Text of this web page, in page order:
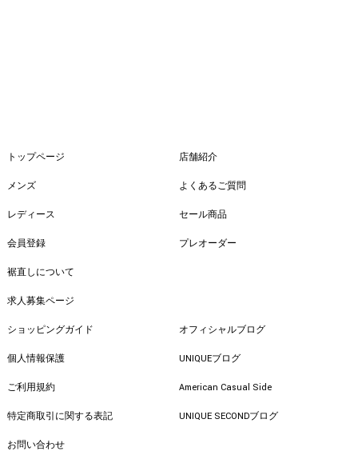
トップページ
メンズ
レディース
会員登録
裾直しについて
求人募集ページ
店舗紹介
よくあるご質問
セール商品
プレオーダー
ショッピングガイド
個人情報保護
ご利用規約
特定商取引に関する表記
お問い合わせ
オフィシャルブログ
UNIQUEブログ
American Casual Side
UNIQUE SECONDブログ